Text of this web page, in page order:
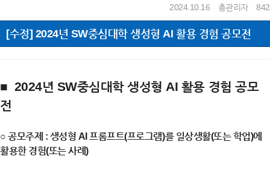
2024.10.16 총관리자 842
[수정] 2024년 SW중심대학 생성형 AI 활용 경험 공모전
■ 2024년 SW중심대학 생성형 AI 활용 경험 공모
전
○공모주제 : 생성형 AI 프롬프트(프로그램)를 일상생활(또는 학업)에
활용한 경험(또는 사례)